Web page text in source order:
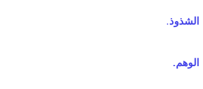
الشذوذ.
الوهم.